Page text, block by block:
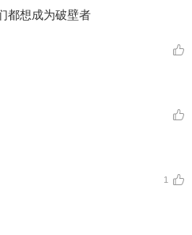
都想成为破壁者
1